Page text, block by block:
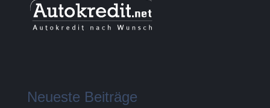
Neueste Beiträge